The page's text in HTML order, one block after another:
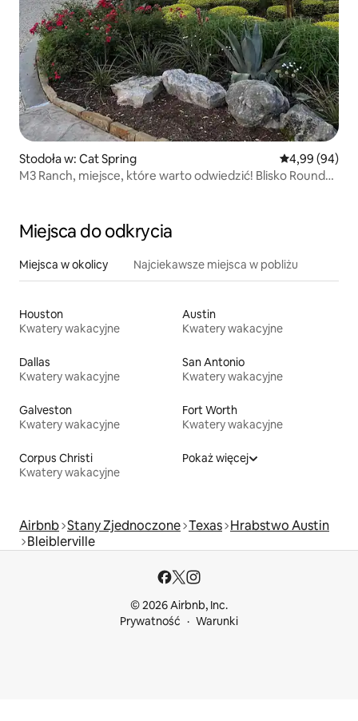
Stodoła w: Cat Spring Średnia
4,99 (94)
M3 Ranch, miejsce, które warto odwiedzić! Blisko Round
Miejsca do odkrycia
Miejsca w okolicy Najciekawsze miejsca w pobliżu
Houston
Kwatery wakacyjne
Austin
Kwatery wakacyjne
Dallas
Kwatery wakacyjne
San Antonio
Kwatery wakacyjne
Galveston
Kwatery wakacyjne
Fort Worth
Kwatery wakacyjne
Corpus Christi
Kwatery wakacyjne
Pokaż więcej
Airbnb Stany Zjednoczone Texas Hrabstwo Austin
Bleiblerville
© 2026 Airbnb, Inc.
Prywatność
Warunki